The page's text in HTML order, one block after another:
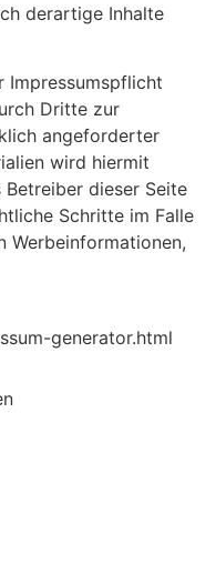
derartige Inhalte
Impressumspflicht
Dritte zur
angeforderter
wird hiermit
dieser Seite
Schritte im Falle
Werbeinformationen,
generator.html